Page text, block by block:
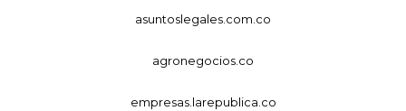
asuntoslegales.com.co
agronegocios.co
empresas.larepublica.co